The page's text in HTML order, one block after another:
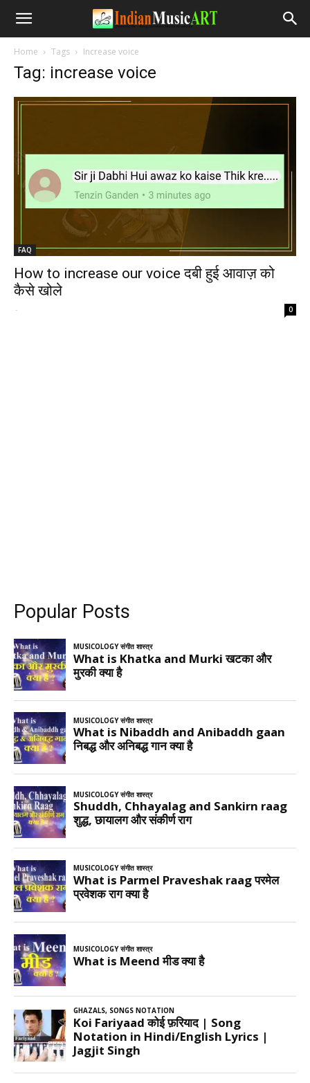
Home Tags Increase voice
Tag: increase voice
FAQ
How to increase our voice दबी हुई आवाज़ को
कैसे खोले
- 0
Popular Posts